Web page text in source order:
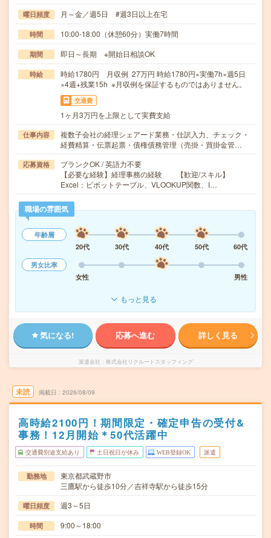
曜日頻度 月～金／週5日 #週3日以上在宅
時間 10:00-18:00（休憩60分）実働7時間
期間 即日～長期 ※開始日相談OK
時給
時給1780円 月収例 27万円 時給1780円×実働7h×週5日
×4週+残業15h ※月収例を保証するものではありません。
交通費
1ヶ月3万円を上限として実費支給
仕事内容
複数子会社の経理シェアード業務・仕訳入力、チェック・
経費精算・伝票起票・債権債務管理（売掛・買掛金管…
応募資格
ブランクOK / 英語力不要
【必要な経験】経理事務の経験 【歓迎/スキル】
Excel：ピボットテーブル、VLOOKUP関数、I…
職場の雰囲気
年齢層
20代
30代 40代 50代
60代
男女比率
女性
男性
もっと見る
気になる! 応募へ進む 詳しく見る
派遣会社 株式会社リクルートスタッフィング
未読 掲載日 2026/08/09
高時給2100円！期間限定・確定申告の受付&
事務！12月開始＊50代活躍中
交通費別途支給あり 土日祝日が休み WEB登録OK 派遣
勤務地
東京都武蔵野市
三鷹駅から徒歩10分／吉祥寺駅から徒歩15分
曜日頻度 週3～5日
時間 9:00～18:00